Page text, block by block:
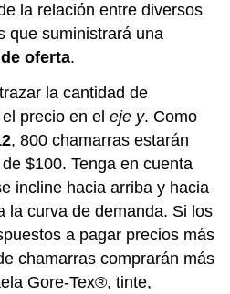
la relación entre diversos
que suministrará una
oferta.
la cantidad de
precio en eleje y. Como
, 800 chamarras estarán
$100. Tenga en cuenta
incline hacia arriba y hacia
la curva de demanda. Si los
a pagar precios más
chamarras comprarán más
Gore-Tex®, tinte,